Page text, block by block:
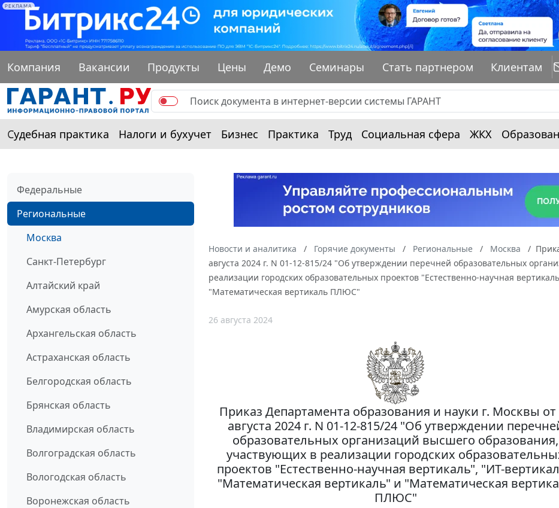
РЕКЛАМА
Компания Вакансии Продукты Цены Демо Семинары Стать партнером Клиентам
Судебная практика Налоги и бухучет Бизнес Практика Труд Социальная сфера ЖКХ
Федеральные
Региональные
Москва
Санкт-Петербург
Алтайский край
Амурская область
Архангельская область
Астраханская область
Белгородская область
Брянская область
Владимирская область
Волгоградская область
Вологодская область
Воронежская область
Новости и аналитика Горячие документы Региональные Москва
августа 2024 г. N 01-12-815/24 "Об утверждении перечней образовательных
реализации городских образовательных проектов "Естественно-научная
"Математическая вертикаль ПЛЮС"
26 августа 2024
Приказ Департамента образования и науки г. Москвы от
августа 2024 г. N 01-12-815/24 "Об утверждении
образовательных организаций высшего образования,
участвующих в реализации городских
проектов "Естественно-научная вертикаль", "ИТ-
"Математическая вертикаль" и "Математическая
ПЛЮС"